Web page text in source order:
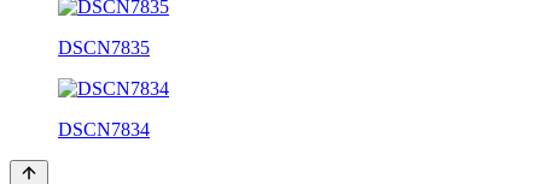
DSCN7835
DSCN7834